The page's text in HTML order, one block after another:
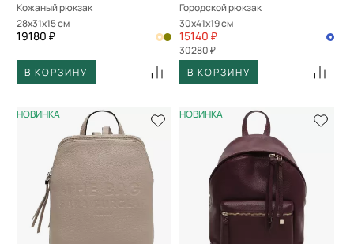
Кожаный рюкзак
28x31x15 см
19180 ₽
В КОРЗИНУ
Городской рюкзак
30x41x19 см
15140 ₽
30280 ₽
В КОРЗИНУ
НОВИНКА НОВИНКА